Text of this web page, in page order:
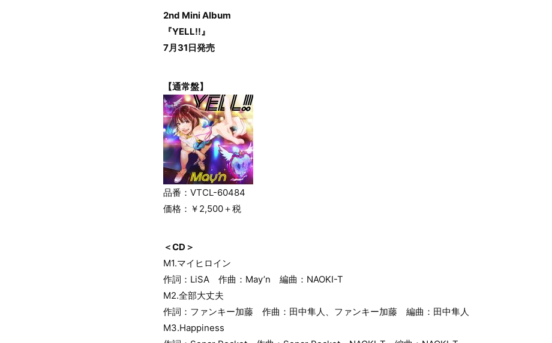
2nd Mini Album
『YELL!!』
7月31日発売
【通常盤】
品番：VTCL-60484
価格：￥2,500＋税
＜CD＞
M1.マイヒロイン
作詞：LiSA 作曲：May’n 編曲：NAOKI-T
M2.全部大丈夫
作詞：ファンキー加藤 作曲：田中隼人、ファンキー加藤 編曲：田中隼人
M3.Happiness